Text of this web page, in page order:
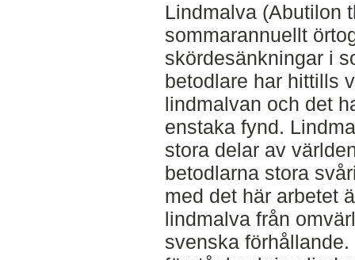
Lindmalva (Abutilon
sommarannuellt
skördesänkningar i
betodlare har hittills
lindmalvan och det
enstaka fynd.
stora delar av
betodlarna stora
med det här arbetet
lindmalva från
svenska